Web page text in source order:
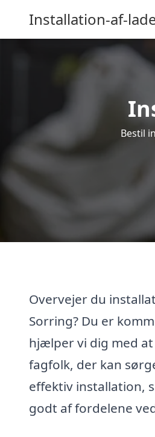
Installation-af-
Bestil
Overvejer du
Sorring? Du er
hjælper vi dig med
fagfolk, der kan
effektiv installation,
godt af fordelene